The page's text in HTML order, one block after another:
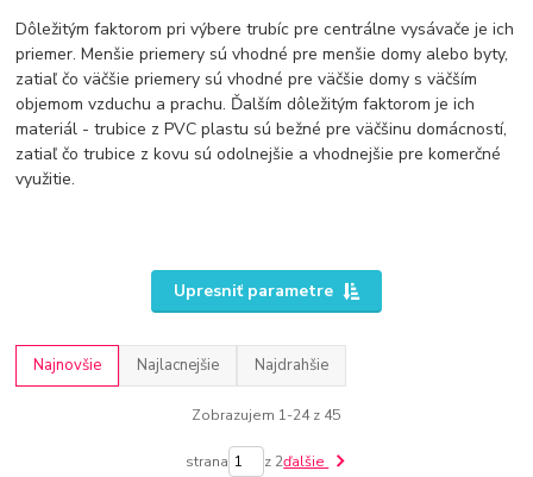
Dôležitým faktorom pri výbere trubíc pre centrálne vysávače je ich
priemer. Menšie priemery sú vhodné pre menšie domy alebo byty,
zatiaľ čo väčšie priemery sú vhodné pre väčšie domy s väčším
objemom vzduchu a prachu. Ďalším dôležitým faktorom je ich
materiál - trubice z PVC plastu sú bežné pre väčšinu domácností,
zatiaľ čo trubice z kovu sú odolnejšie a vhodnejšie pre komerčné
využitie.
Upresniť parametre
Najnovšie Najlacnejšie Najdrahšie
Zobrazujem 1-24 z 45
strana z 2ďalšie